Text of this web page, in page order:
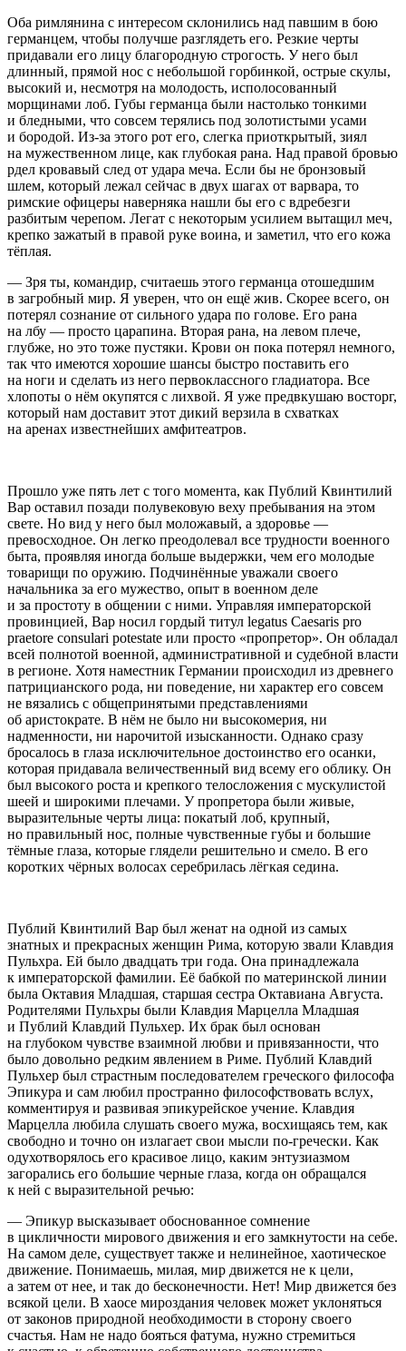
Оба римлянина с интересом склонились над павшим в бою
германцем, чтобы получше разглядеть его. Резкие черты
придавали его лицу благородную строгость. У него был
длинный, прямой нос с небольшой горбинкой, острые скулы,
высокий и, несмотря на молодость, исполосованный
морщинами лоб. Губы германца были настолько тонкими
и бледными, что совсем терялись под золотистыми усами
и бородой. Из-за этого рот его, слегка приоткрытый, зиял
на мужественном лице, как глубокая рана. Над правой бровью
рдел кровавый след от удара меча. Если бы не бронзовый
шлем, который лежал сейчас в двух шагах от варвара, то
римские офицеры наверняка нашли бы его с вдребезги
разбитым черепом. Легат с некоторым усилием вытащил меч,
крепко зажатый в правой руке воина, и заметил, что его кожа
тёплая.
— Зря ты, командир, считаешь этого германца отошедшим
в загробный мир. Я уверен, что он ещё жив. Скорее всего, он
потерял сознание от сильного удара по голове. Его рана
на лбу — просто царапина. Вторая рана, на левом плече,
глубже, но это тоже пустяки. Крови он пока потерял немного,
так что имеются хорошие шансы быстро поставить его
на ноги и сделать из него первоклассного гладиатора. Все
хлопоты о нём окупятся с лихвой. Я уже предвкушаю восторг,
который нам доставит этот дикий верзила в схватках
на аренах известнейших амфитеатров.
Прошло уже пять лет с того момента, как Публий Квинтилий
Вар оставил позади полувековую веху пребывания на этом
свете. Но вид у него был моложавый, а здоровье —
превосходное. Он легко преодолевал все трудности военного
быта, проявляя иногда больше выдержки, чем его молодые
товарищи по оружию. Подчинённые уважали своего
начальника за его мужество, опыт в военном деле
и за простоту в общении с ними. Управляя императорской
провинцией, Вар носил гордый титул legatus Caesaris pro
praetore consulari potestate или просто «пропретор». Он обладал
всей полнотой военной, административной и судебной власти
в регионе. Хотя наместник Германии происходил из древнего
патрицианского рода, ни поведение, ни характер его совсем
не вязались с общепринятыми представлениями
об аристократе. В нём не было ни высокомерия, ни
надменности, ни нарочитой изысканности. Однако сразу
бросалось в глаза исключительное достоинство его осанки,
которая придавала величественный вид всему его облику. Он
был высокого роста и крепкого телосложения с мускулистой
шеей и широкими плечами. У пропретора были живые,
выразительные черты лица: покатый лоб, крупный,
но правильный нос, полные чувственные губы и большие
тёмные глаза, которые глядели решительно и смело. В его
коротких чёрных волосах серебрилась лёгкая седина.
Публий Квинтилий Вар был женат на одной из самых
знатных и прекрасных женщин Рима, которую звали Клавдия
Пульхра. Ей было двадцать три года. Она принадлежала
к императорской фамилии. Её бабкой по материнской линии
была Октавия Младшая, старшая сестра Октавиана Августа.
Родителями Пульхры были Клавдия Марцелла Младшая
и Публий Клавдий Пульхер. Их брак был основан
на глубоком чувстве взаимной любви и привязанности, что
было довольно редким явлением в Риме. Публий Клавдий
Пульхер был страстным последователем греческого философа
Эпикура и сам любил пространно философствовать вслух,
комментируя и развивая эпикурейское учение. Клавдия
Марцелла любила слушать своего мужа, восхищаясь тем, как
свободно и точно он излагает свои мысли по-гречески. Как
одухотворялось его красивое лицо, каким энтузиазмом
загорались его большие черные глаза, когда он обращался
к ней с выразительной речью:
— Эпикур высказывает обоснованное сомнение
в цикличности мирового движения и его замкнутости на себе.
На самом деле, существует также и нелинейное, хаотическое
движение. Понимаешь, милая, мир движется не к цели,
а затем от нее, и так до бесконечности. Нет! Мир движется без
всякой цели. В хаосе мироздания человек может уклоняться
от законов природной необходимости в сторону своего
счастья. Нам не надо бояться фатума, нужно стремиться